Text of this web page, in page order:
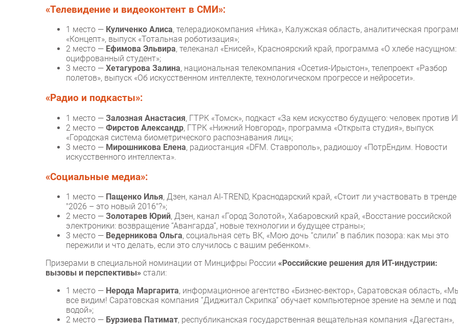
«Телевидение и видеоконтент в СМИ»:
1 место — Куличенко Алиса, телерадиокомпания «Ника», Калужская область, аналитическая
«Концепт», выпуск «Тотальная роботизация»;
2 место — Ефимова Эльвира, телеканал «Енисей», Красноярский край, программа «О хлебе насущном:
оцифрованный студент»;
3 место — Хетагурова Залина, национальная телекомпания «Осетия-Ирыстон», телепроект «Разбор
полетов», выпуск «Об искусственном интеллекте, технологическом прогрессе и нейросети».
«Радио и подкасты»:
1 место — Залозная Анастасия, ГТРК «Томск», подкаст «За кем искусство будущего: человек против
2 место — Фирстов Александр, ГТРК «Нижний Новгород», программа «Открыта студия», выпуск
«Городская система биометрического распознавания лиц»;
3 место — Мирошникова Елена, радиостанция «DFM. Ставрополь», радиошоу «ПотрЕндим. Новости
искусственного интеллекта».
«Социальные медиа»:
1 место — Пащенко Илья, Дзен, канал AI-TREND, Краснодарский край, «Стоит ли участвовать в тренде
"2026 – это новый 2016"?»;
2 место — Золотарев Юрий, Дзен, канал «Город Зoлотой», Хабаровский край, «Восстание российской
электроники: возвращение “Авангарда”, новые технологии и будущее страны»;
3 место — Ведерникова Ольга, социальная сеть ВК, «Мою дочь “слили” в паблик позора: как мы это
пережили и что делать, если это случилось с вашим ребенком».
Призерами в специальной номинации от Минцифры России «Российские решения для ИТ-индустрии:
вызовы и перспективы» стали:
1 место — Нерода Маргарита, информационное агентство «Бизнес-вектор», Саратовская область,
все видим! Саратовская компания “Диджитал Скрипка” обучает компьютерное зрение на земле и под
водой»;
2 место — Бурзиева Патимат, республиканская государственная вещательная компания «Дагестан»,